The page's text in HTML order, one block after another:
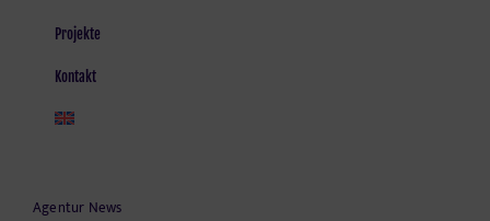
Projekte
Kontakt
Agentur News